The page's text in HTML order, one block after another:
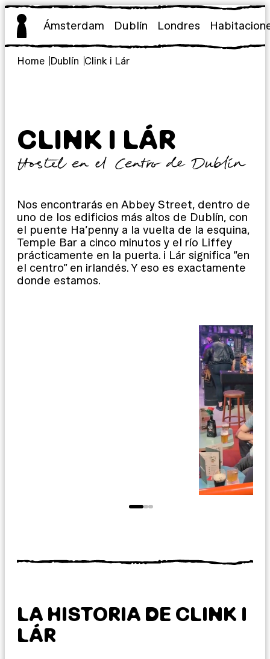
Saltar
contenido
Ámsterdam Dublín Londres
Home Dublín Clink i Lár
CLINK I LÁR
Hostel en el Centro de Dublín
Nos encontrarás en Abbey Street, dentro de
uno de los edificios más altos de Dublín, con
el puente Ha’penny a la vuelta de la esquina,
Temple Bar a cinco minutos y el río Liffey
prácticamente en la puerta. i Lár significa “en
el centro” en irlandés. Y eso es exactamente
donde estamos.
LA HISTORIA DE CLINK I
LÁR